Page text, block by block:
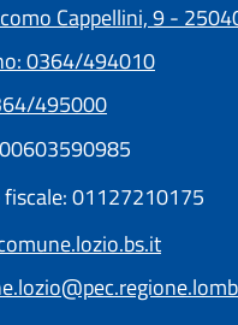
Cappellini, 9 -
0364/494010
495000
00603590985
fiscale: 01127210175